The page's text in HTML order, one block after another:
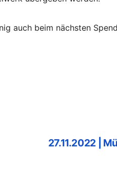
auch beim nächsten
27.11.2022 |